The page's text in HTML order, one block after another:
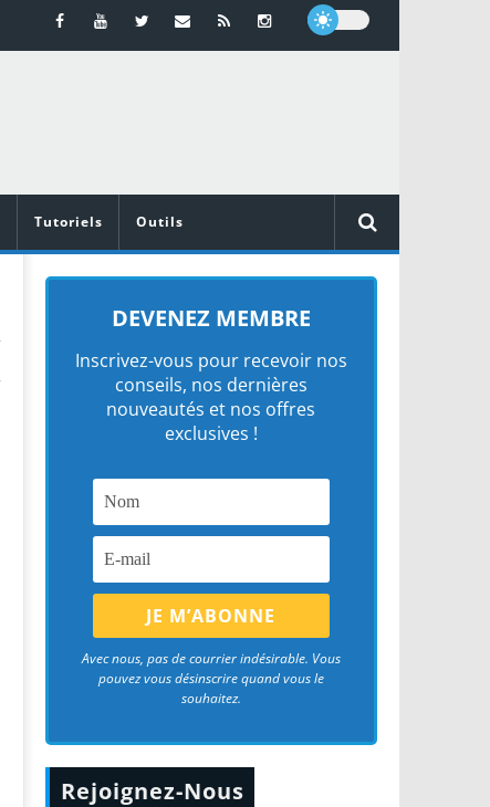
Tutoriels Outils
DEVENEZ MEMBRE
Inscrivez-vous pour recevoir nos
conseils, nos dernières
nouveautés et nos offres
exclusives !
Avec nous, pas de courrier indésirable. Vous
pouvez vous désinscrire quand vous le
souhaitez.
Rejoignez-Nous